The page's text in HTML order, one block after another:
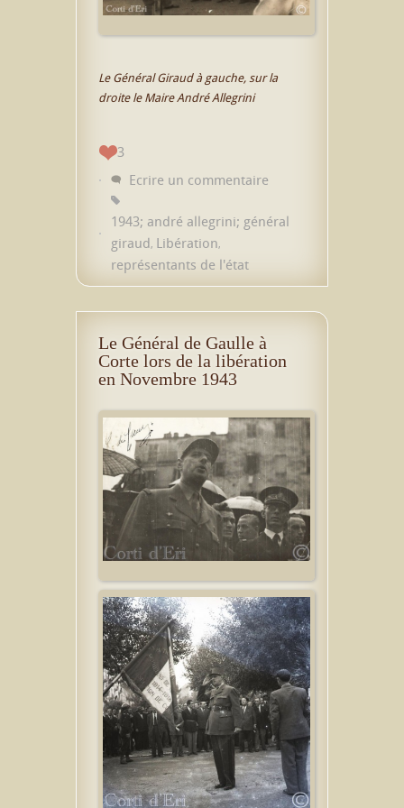
Le Général Giraud à gauche, sur la
droite le Maire André Allegrini
3
Ecrire un commentaire
1943; andré allegrini; général
giraud, Libération,
représentants de l'état
Le Général de Gaulle à
Corte lors de la libération
en Novembre 1943